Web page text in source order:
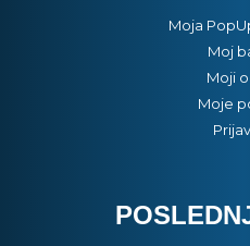
Moja
Moj
Moji
Moje